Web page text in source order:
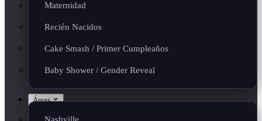
Maternidad
Recién Nacidos
Cake Smash / Primer Cumpleaños
Baby Shower / Gender Reveal
Áreas